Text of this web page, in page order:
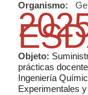
Organismo:
Objeto:
prácticas
Ingeniería
Experimentales